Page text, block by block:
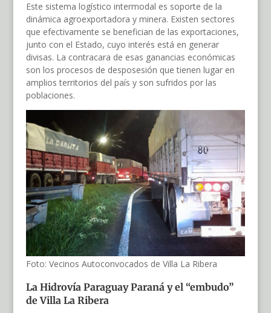
Este sistema logístico intermodal es soporte de la
dinámica agroexportadora y minera. Existen sectores
que efectivamente se benefician de las exportaciones,
junto con el Estado, cuyo interés está en generar
divisas. La contracara de esas ganancias económicas
son los procesos de desposesión que tienen lugar en
amplios territorios del país y son sufridos por las
poblaciones.
Foto: Vecinos Autoconvocados de Villa La Ribera
La Hidrovía Paraguay Paraná y el “embudo”
de Villa La Ribera